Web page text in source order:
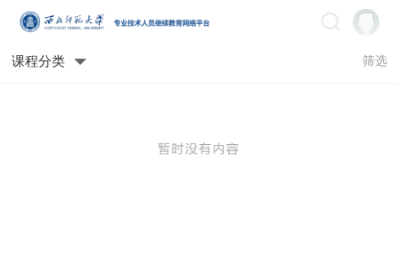
课程分类 筛选